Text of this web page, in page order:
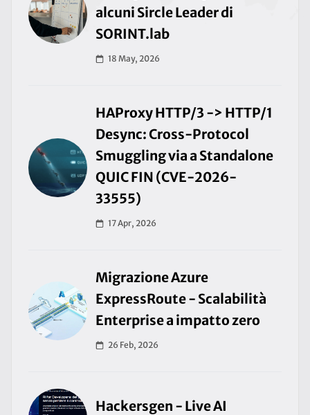
alcuni Sircle Leader di
SORINT.lab
18 May, 2026
HAProxy HTTP/3 -> HTTP/1
Desync: Cross-Protocol
Smuggling via a Standalone
QUIC FIN (CVE-2026-
33555)
17 Apr, 2026
Migrazione Azure
ExpressRoute - Scalabilità
Enterprise a impatto zero
26 Feb, 2026
Hackersgen - Live AI